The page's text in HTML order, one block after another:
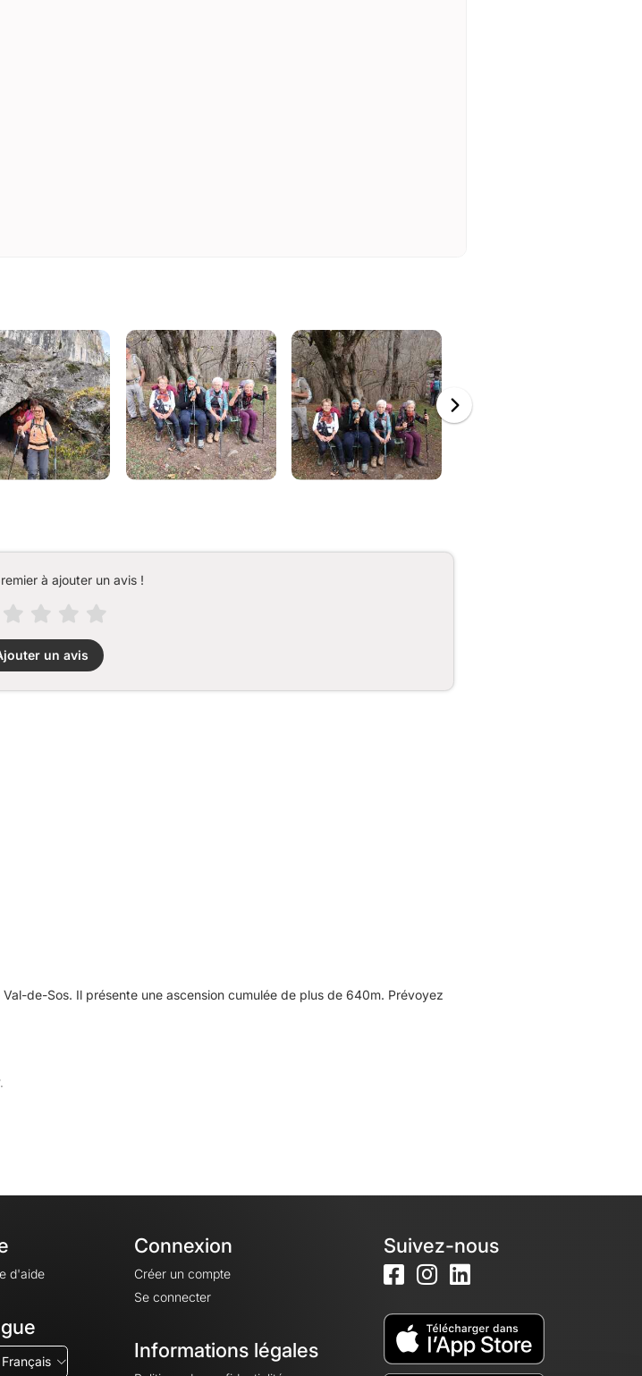
à ajouter un avis !
un avis
de-Sos. Il présente une ascension cumulée de plus de 640m. Prévoyez
d'aide
Français
Connexion
Créer un compte
Se connecter
Informations légales
Suivez-nous